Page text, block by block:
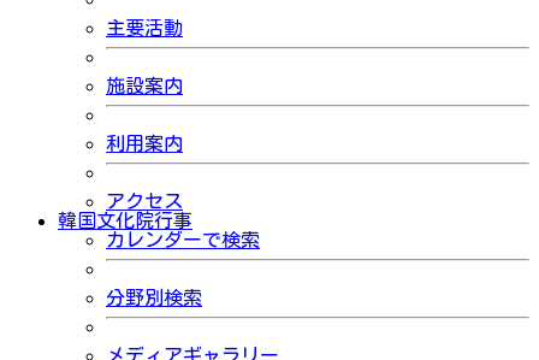
主要活動
施設案内
利用案内
アクセス
韓国文化院行事
カレンダーで検索
分野別検索
メディアギャラリー